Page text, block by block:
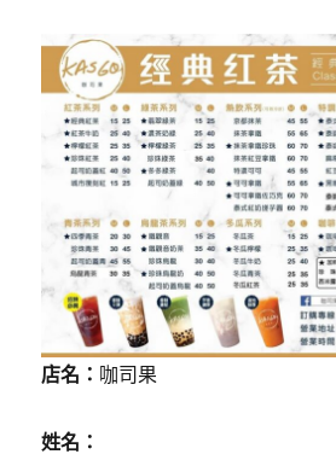
店名： 咖司果
姓名：